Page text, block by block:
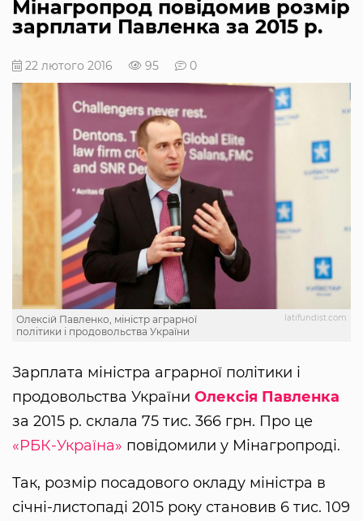
Мінагропрод повідомив розмір
зарплати Павленка за 2015 р.
22 лютого 2016 95 0
latifundist.com
Олексій Павленко, міністр аграрної
політики і продовольства України
Зарплата міністра аграрної політики і
продовольства України Олексія Павленка
за 2015 р. склала 75 тис. 366 грн. Про це
«РБК-Україна» повідомили у Мінагропроді.
Так, розмір посадового окладу міністра в
січні-листопаді 2015 року становив 6 тис. 109